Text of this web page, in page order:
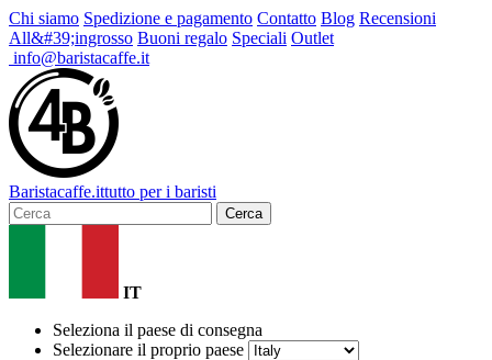
Chi siamo Spedizione e pagamento Contatto Blog Recensioni
All&#39;ingrosso Buoni regalo Speciali Outlet
info@baristacaffe.it
Baristacaffe.ittutto per i baristi
Cerca
IT
Seleziona il paese di consegna
Selezionare il proprio paese